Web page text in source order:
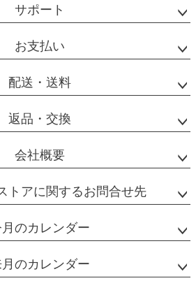
ップ
サポート
お支払い
配送・送料
返品・交換
会社概要
トアに関するお問合せ先
のカレンダー
のカレンダー